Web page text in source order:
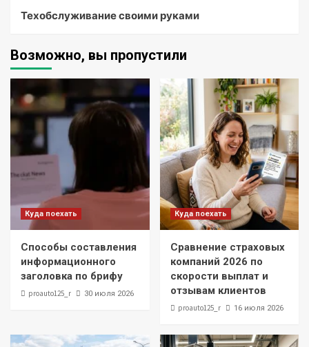
Техобслуживание своими руками
Возможно, вы пропустили
Куда поехать
Способы составления
информационного
заголовка по брифу
proauto125_r 30 июля 2026
Куда поехать
Сравнение страховых
компаний 2026 по
скорости выплат и
отзывам клиентов
proauto125_r 16 июля 2026